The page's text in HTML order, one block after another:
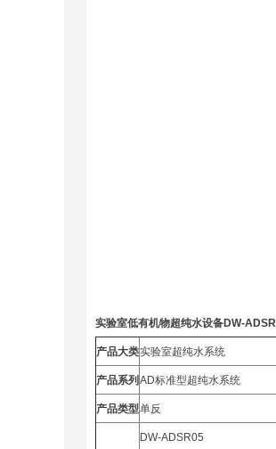
实验室低有机物超纯水设备DW-ADSR
产品大类实验室超纯水系统
产品系列 AD标准型超纯水系统
产品类型单反
DW-ADSR05